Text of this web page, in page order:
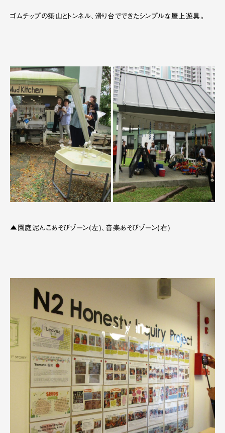
ゴムチップの築山とトンネル、滑り台でできたシンプルな屋上遊具。
▲園庭泥んこあそびゾーン(左)、音楽あそびゾーン(右)